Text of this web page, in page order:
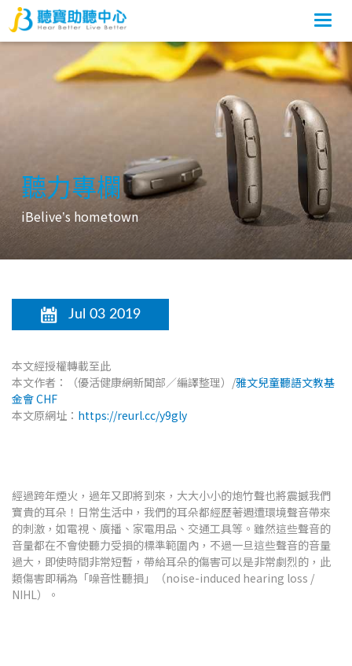
聽力專欄
iBelive’s hometown
Jul 03 2019
本文經授權轉載至此
本文作者：（優活健康網新聞部／編譯整理）/雅文兒童聽語文教基
金會 CHF
本文原網址： https://reurl.cc/y9gly
經過跨年煙火，過年又即將到來，大大小小的炮竹聲也將震撼我們
寶貴的耳朵！日常生活中，我們的耳朵都經歷著週遭環境聲音帶來
的刺激，如電視、廣播、家電用品、交通工具等。雖然這些聲音的
音量都在不會使聽力受損的標準範圍內，不過一旦這些聲音的音量
過大，即使時間非常短暫，帶給耳朵的傷害可以是非常劇烈的，此
類傷害即稱為「噪音性聽損」（noise-induced hearing loss /
NIHL）。